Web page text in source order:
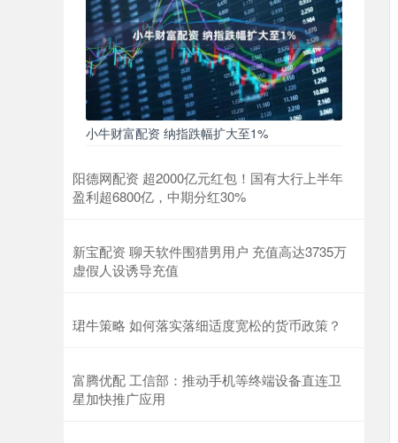
小牛财富配资 纳指跌幅扩大至1%
阳德网配资 超2000亿元红包！国有大行上半年
盈利超6800亿，中期分红30%
新宝配资 聊天软件围猎男用户 充值高达3735万
虚假人设诱导充值
珺牛策略 如何落实落细适度宽松的货币政策？
富腾优配 工信部：推动手机等终端设备直连卫
星加快推广应用